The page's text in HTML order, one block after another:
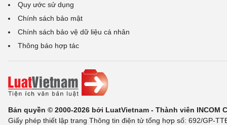
Quy ước sử dụng
Chính sách bảo mật
Chính sách bảo vệ dữ liệu cá nhân
Thông báo hợp tác
Bản quyền © 2000-2026 bởi LuatVietnam - Thành viên INCOM
Giấy phép thiết lập trang Thông tin điện tử tổng hợp số: 692/GP-